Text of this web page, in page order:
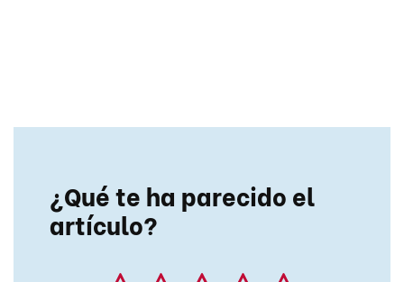
¿Qué te ha parecido el
artículo?